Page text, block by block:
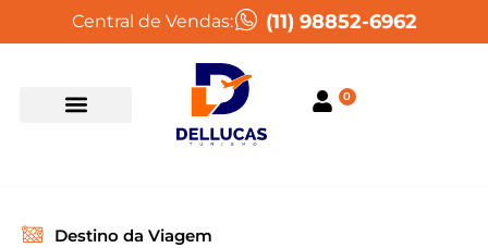
Central de Vendas: (11) 98852-6962
0
Destino da Viagem